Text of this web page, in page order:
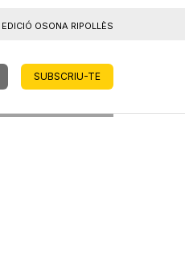
EDICIÓ OSONA RIPOLLÈS
SUBSCRIU-TE